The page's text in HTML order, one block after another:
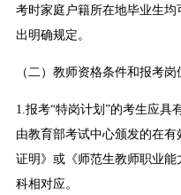
考时家庭户籍所在地毕业生
出明确规定。
（二）教师资格条件和报考岗
1.报考“特岗计划”的考生应具
由教育部考试中心颁发的在
证明》或《师范生教师职业
科相对应。